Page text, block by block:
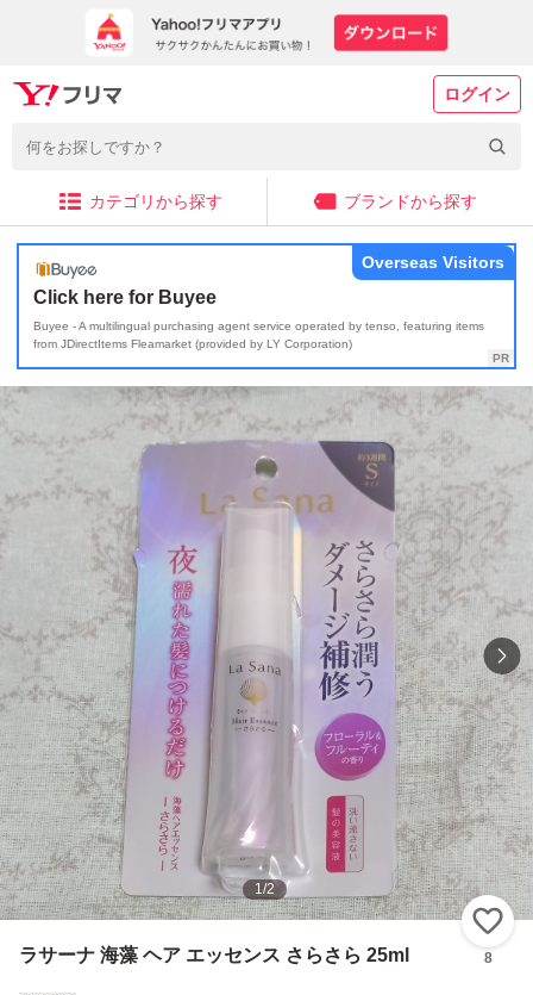
ログイン
カテゴリから探す ブランドから探す
Click here for Buyee
Buyee - A multilingual purchasing agent service operated by tenso, featuring items
from JDirectItems Fleamarket (provided by LY Corporation)
Overseas Visitors
1/2
ラサーナ 海藻 ヘア エッセンス さらさら 25ml 8